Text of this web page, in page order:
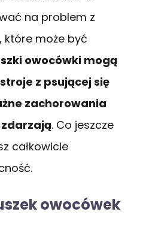
na problem z
które może być
owocówki mogą
z psującej się
zachorowania
. Co jeszcze
całkowicie
owocówek